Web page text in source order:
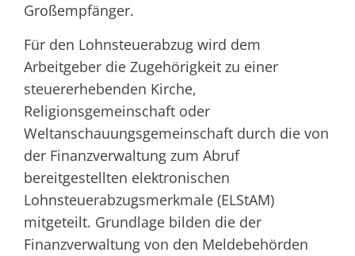
Großempfänger.
Für den Lohnsteuerabzug wird dem
Arbeitgeber die Zugehörigkeit zu einer
steuererhebenden Kirche,
Religionsgemeinschaft oder
Weltanschauungsgemeinschaft durch die von
der Finanzverwaltung zum Abruf
bereitgestellten elektronischen
Lohnsteuerabzugsmerkmale (ELStAM)
mitgeteilt. Grundlage bilden die der
Finanzverwaltung von den Meldebehörden